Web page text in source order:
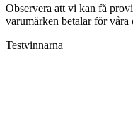
Observera att vi kan få
varumärken betalar för våra
Testvinnarna